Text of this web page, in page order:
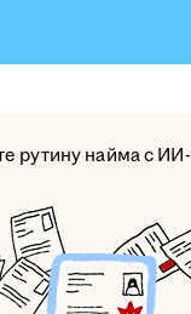
рутину найма с ИИ-